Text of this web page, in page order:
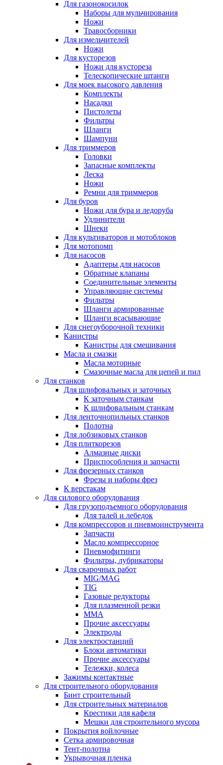
Для газонокосилок
Наборы для мульчирования
Ножи
Травосборники
Для измельчителей
Ножи
Для кусторезов
Ножи для кустореза
Телескопические штанги
Для моек высокого давления
Комплекты
Насадки
Пистолеты
Фильтры
Шланги
Шампуни
Для триммеров
Головки
Запасные комплекты
Леска
Ножи
Ремни для триммеров
Для буров
Ножи для бура и ледоруба
Удлинители
Шнеки
Для культиваторов и мотоблоков
Для мотопомп
Для насосов
Адаптеры для насосов
Обратные клапаны
Соединительные элементы
Управляющие системы
Фильтры
Шланги армированные
Шланги всасывающие
Для снегоуборочной техники
Канистры
Канистры для смешивания
Масла и смазки
Масла моторные
Смазочные масла для цепей и пил
Для станков
Для шлифовальных и заточных
К заточным станкам
К шлифовальным станкам
Для ленточнопильных станков
Полотна
Для лобзиковых станков
Для плиткорезов
Алмазные диски
Приспособления и запчасти
Для фрезерных станков
Фрезы и наборы фрез
К верстакам
Для силового оборудования
Для грузоподъемного оборудования
Для талей и лебедок
Для компрессоров и пневмоинструмента
Запчасти
Масло компрессорное
Пневмофитинги
Фильтры, лубрикаторы
Для сварочных работ
MIG/MAG
TIG
Газовые редукторы
Для плазменной резки
ММА
Прочие аксессуары
Электроды
Для электростанций
Блоки автоматики
Прочие аксессуары
Тележки, колеса
Зажимы контактные
Для строительного оборудования
Бинт строительный
Для строительных материалов
Крестики для кафеля
Мешки для строительного мусора
Покрытия войлочные
Сетка армировочная
Тент-полотна
Укрывочная пленка